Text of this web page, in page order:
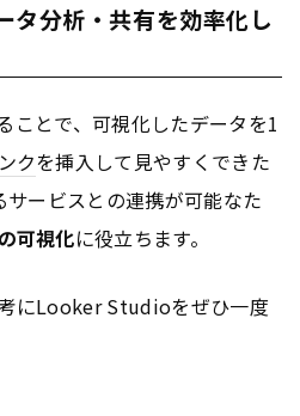
分析・共有を効率化し
とで、可視化したデータを1
クを挿入して見やすくできた
サービスとの連携が可能なた
可視化に役立ちます。
にLooker Studioをぜひ一度